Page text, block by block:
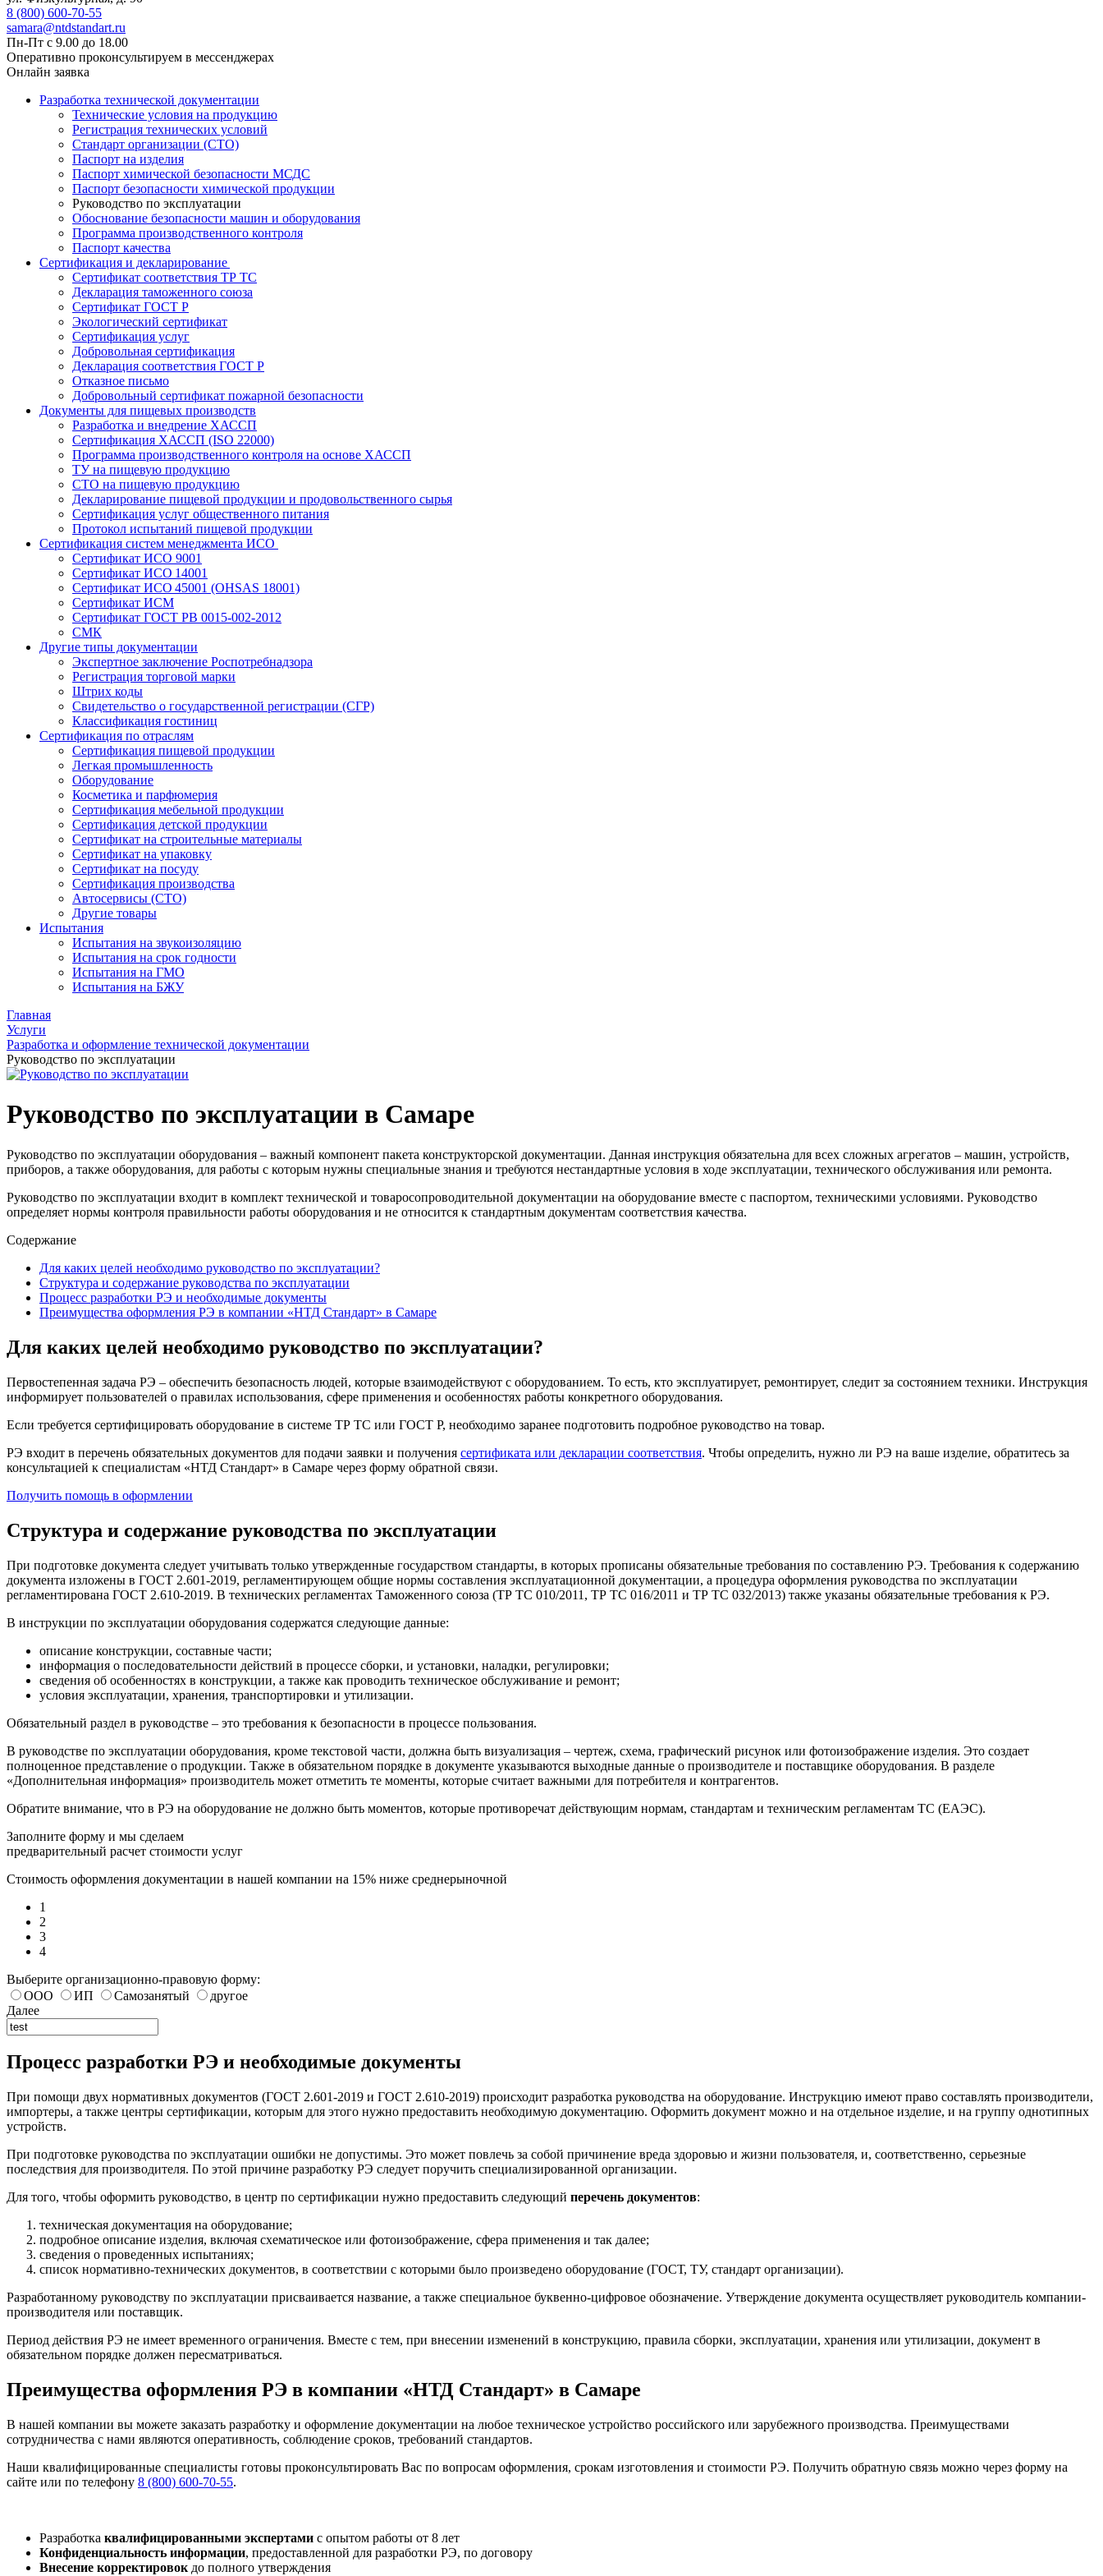
8 (800) 600-70-55
samara@ntdstandart.ru
Пн-Пт с 9.00 до 18.00
Оперативно проконсультируем в мессенджерах
Онлайн заявка
Разработка технической документации
Технические условия на продукцию
Регистрация технических условий
Стандарт организации (СТО)
Паспорт на изделия
Паспорт химической безопасности МСДС
Паспорт безопасности химической продукции
Руководство по эксплуатации
Обоснование безопасности машин и оборудования
Программа производственного контроля
Паспорт качества
Сертификация и декларирование
Сертификат соответствия ТР ТС
Декларация таможенного союза
Сертификат ГОСТ Р
Экологический сертификат
Сертификация услуг
Добровольная сертификация
Декларация соответствия ГОСТ Р
Отказное письмо
Добровольный сертификат пожарной безопасности
Документы для пищевых производств
Разработка и внедрение ХАССП
Сертификация ХАССП (ISO 22000)
Программа производственного контроля на основе ХАССП
ТУ на пищевую продукцию
СТО на пищевую продукцию
Декларирование пищевой продукции и продовольственного сырья
Сертификация услуг общественного питания
Протокол испытаний пищевой продукции
Сертификация систем менеджмента ИСО
Сертификат ИСО 9001
Сертификат ИСО 14001
Сертификат ИСО 45001 (OHSAS 18001)
Сертификат ИСМ
Сертификат ГОСТ РВ 0015-002-2012
СМК
Другие типы документации
Экспертное заключение Роспотребнадзора
Регистрация торговой марки
Штрих коды
Свидетельство о государственной регистрации (СГР)
Классификация гостиниц
Сертификация по отраслям
Сертификация пищевой продукции
Легкая промышленность
Оборудование
Косметика и парфюмерия
Сертификация мебельной продукции
Сертификация детской продукции
Сертификат на строительные материалы
Сертификат на упаковку
Сертификат на посуду
Сертификация производства
Автосервисы (СТО)
Другие товары
Испытания
Испытания на звукоизоляцию
Испытания на срок годности
Испытания на ГМО
Испытания на БЖУ
Главная
Услуги
Разработка и оформление технической документации
Руководство по эксплуатации
Руководство по эксплуатации в Самаре
Руководство по эксплуатации оборудования – важный компонент пакета конструкторской документации. Данная инструкция обязательна для всех сложных агрегатов – машин, устройств,
приборов, а также оборудования, для работы с которым нужны специальные знания и требуются нестандартные условия в ходе эксплуатации, технического обслуживания или ремонта.
Руководство по эксплуатации входит в комплект технической и товаросопроводительной документации на оборудование вместе с паспортом, техническими условиями. Руководство
определяет нормы контроля правильности работы оборудования и не относится к стандартным документам соответствия качества.
Содержание
Для каких целей необходимо руководство по эксплуатации?
Структура и содержание руководства по эксплуатации
Процесс разработки РЭ и необходимые документы
Преимущества оформления РЭ в компании «НТД Стандарт» в Самаре
Для каких целей необходимо руководство по эксплуатации?
Первостепенная задача РЭ – обеспечить безопасность людей, которые взаимодействуют с оборудованием. То есть, кто эксплуатирует, ремонтирует, следит за состоянием техники. Инструкция
информирует пользователей о правилах использования, сфере применения и особенностях работы конкретного оборудования.
Если требуется сертифицировать оборудование в системе ТР ТС или ГОСТ Р, необходимо заранее подготовить подробное руководство на товар.
РЭ входит в перечень обязательных документов для подачи заявки и получения сертификата или декларации соответствия. Чтобы определить, нужно ли РЭ на ваше изделие, обратитесь за
консультацией к специалистам «НТД Стандарт» в Самаре через форму обратной связи.
Получить помощь в оформлении
Структура и содержание руководства по эксплуатации
При подготовке документа следует учитывать только утвержденные государством стандарты, в которых прописаны обязательные требования по составлению РЭ. Требования к содержанию
документа изложены в ГОСТ 2.601-2019, регламентирующем общие нормы составления эксплуатационной документации, а процедура оформления руководства по эксплуатации
регламентирована ГОСТ 2.610-2019. В технических регламентах Таможенного союза (ТР ТС 010/2011, ТР ТС 016/2011 и ТР ТС 032/2013) также указаны обязательные требования к РЭ.
В инструкции по эксплуатации оборудования содержатся следующие данные:
описание конструкции, составные части;
информация о последовательности действий в процессе сборки, и установки, наладки, регулировки;
сведения об особенностях в конструкции, а также как проводить техническое обслуживание и ремонт;
условия эксплуатации, хранения, транспортировки и утилизации.
Обязательный раздел в руководстве – это требования к безопасности в процессе пользования.
В руководстве по эксплуатации оборудования, кроме текстовой части, должна быть визуализация – чертеж, схема, графический рисунок или фотоизображение изделия. Это создает
полноценное представление о продукции. Также в обязательном порядке в документе указываются выходные данные о производителе и поставщике оборудования. В разделе
«Дополнительная информация» производитель может отметить те моменты, которые считает важными для потребителя и контрагентов.
Обратите внимание, что в РЭ на оборудование не должно быть моментов, которые противоречат действующим нормам, стандартам и техническим регламентам ТС (ЕАЭС).
Заполните форму и мы сделаем
предварительный расчет стоимости услуг
Стоимость оформления документации в нашей компании на 15% ниже среднерыночной
1
2
3
4
Выберите организационно-правовую форму:
ООО
ИП Самозанятый
другое
Далее
Процесс разработки РЭ и необходимые документы
При помощи двух нормативных документов (ГОСТ 2.601-2019 и ГОСТ 2.610-2019) происходит разработка руководства на оборудование. Инструкцию имеют право составлять производители,
импортеры, а также центры сертификации, которым для этого нужно предоставить необходимую документацию. Оформить документ можно и на отдельное изделие, и на группу однотипных
устройств.
При подготовке руководства по эксплуатации ошибки не допустимы. Это может повлечь за собой причинение вреда здоровью и жизни пользователя, и, соответственно, серьезные
последствия для производителя. По этой причине разработку РЭ следует поручить специализированной организации.
Для того, чтобы оформить руководство, в центр по сертификации нужно предоставить следующий перечень документов:
техническая документация на оборудование;
подробное описание изделия, включая схематическое или фотоизображение, сфера применения и так далее;
сведения о проведенных испытаниях;
список нормативно-технических документов, в соответствии с которыми было произведено оборудование (ГОСТ, ТУ, стандарт организации).
Разработанному руководству по эксплуатации присваивается название, а также специальное буквенно-цифровое обозначение. Утверждение документа осуществляет руководитель компании-
производителя или поставщик.
Период действия РЭ не имеет временного ограничения. Вместе с тем, при внесении изменений в конструкцию, правила сборки, эксплуатации, хранения или утилизации, документ в
обязательном порядке должен пересматриваться.
Преимущества оформления РЭ в компании «НТД Стандарт» в Самаре
В нашей компании вы можете заказать разработку и оформление документации на любое техническое устройство российского или зарубежного производства. Преимуществами
сотрудничества с нами являются оперативность, соблюдение сроков, требований стандартов.
Наши квалифицированные специалисты готовы проконсультировать Вас по вопросам оформления, срокам изготовления и стоимости РЭ. Получить обратную связь можно через форму на
сайте или по телефону 8 (800) 600-70-55.
Разработка квалифицированными экспертами с опытом работы от 8 лет
Конфиденциальность информации, предоставленной для разработки РЭ, по договору
Внесение корректировок до полного утверждения